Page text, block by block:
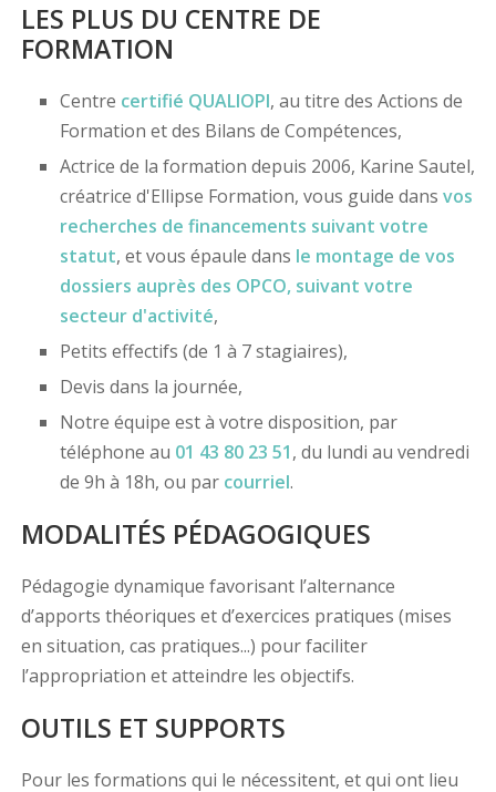
LES PLUS DU CENTRE DE
FORMATION
Centre certifié QUALIOPI, au titre des Actions de
Formation et des Bilans de Compétences,
Actrice de la formation depuis 2006, Karine Sautel,
créatrice d'Ellipse Formation, vous guide dans vos
recherches de financements suivant votre
statut, et vous épaule dans le montage de vos
dossiers auprès des OPCO, suivant votre
secteur d'activité,
Petits effectifs (de 1 à 7 stagiaires),
Devis dans la journée,
Notre équipe est à votre disposition, par
téléphone au 01 43 80 23 51, du lundi au vendredi
de 9h à 18h, ou par courriel.
MODALITÉS PÉDAGOGIQUES
Pédagogie dynamique favorisant l’alternance
d’apports théoriques et d’exercices pratiques (mises
en situation, cas pratiques...) pour faciliter
l’appropriation et atteindre les objectifs.
OUTILS ET SUPPORTS
Pour les formations qui le nécessitent, et qui ont lieu